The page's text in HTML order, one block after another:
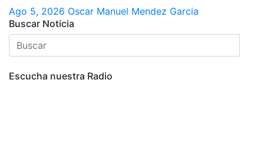
Ago 5, 2026 Oscar Manuel Mendez Garcia
Buscar Noticia
Escucha nuestra Radio